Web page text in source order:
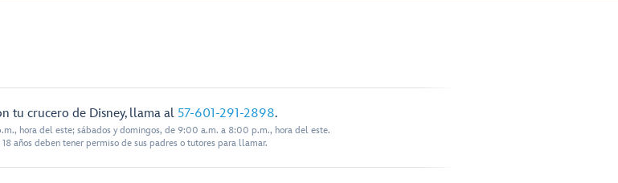
tu crucero de Disney, llama al 57-601-291-2898.
hora del este; sábados y domingos, de 9:00 a.m. a 8:00 p.m., hora del este.
años deben tener permiso de sus padres o tutores para llamar.